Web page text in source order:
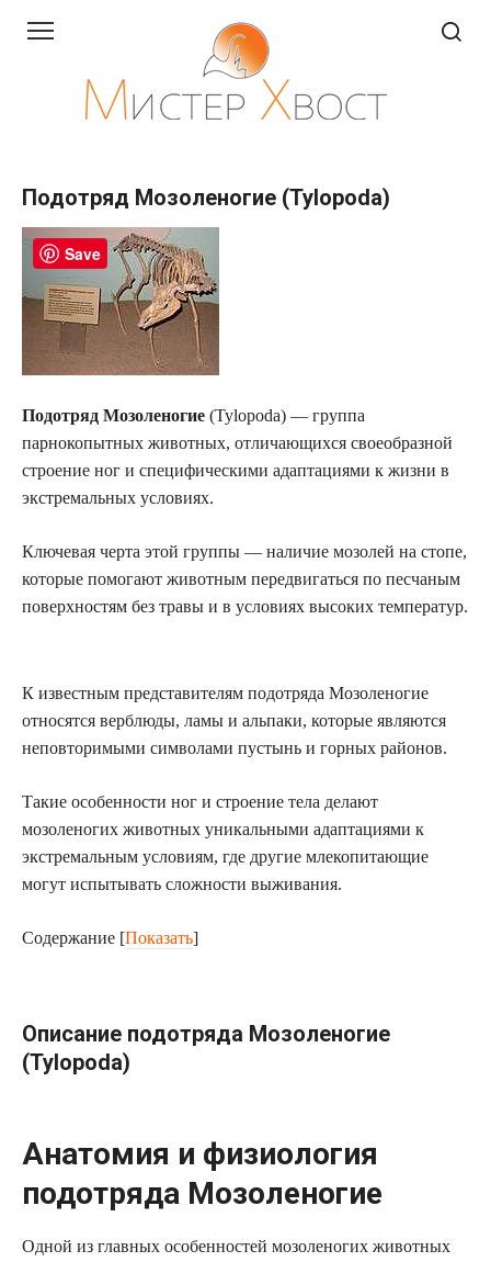
Подотряд Мозоленогие (Tylopoda)
Подотряд Мозоленогие (Tylopoda) — группа
парнокопытных животных, отличающихся своеобразной
строение ног и специфическими адаптациями к жизни в
экстремальных условиях.
Ключевая черта этой группы — наличие мозолей на стопе,
которые помогают животным передвигаться по песчаным
поверхностям без травы и в условиях высоких температур.
К известным представителям подотряда Мозоленогие
относятся верблюды, ламы и альпаки, которые являются
неповторимыми символами пустынь и горных районов.
Такие особенности ног и строение тела делают
мозоленогих животных уникальными адаптациями к
экстремальным условиям, где другие млекопитающие
могут испытывать сложности выживания.
Содержание [Показать]
Описание подотряда Мозоленогие
(Tylopoda)
Анатомия и физиология
подотряда Мозоленогие
Одной из главных особенностей мозоленогих животных
Save